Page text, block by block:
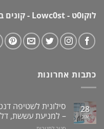
לוקו0ט - Lowc0st - קונים בחכמה באינטרנט!
כתבות אחרונות
28
אוג
סילונית לשטיפה
– למניעת עששת,